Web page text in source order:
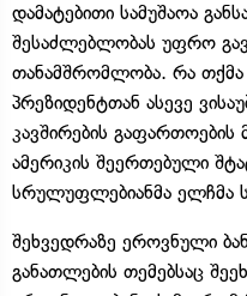
დამატებითი სამუშაოა
შესაძლებლობას უფრო
თანამშრომლობა. რა თქმა
პრეზიდენტთან ასევე
კავშირების
ამერიკის შეერთებული
სრულუფლებიანმა ელჩმა
შეხვედრაზე ეროვნული
განათლების თემებსაც